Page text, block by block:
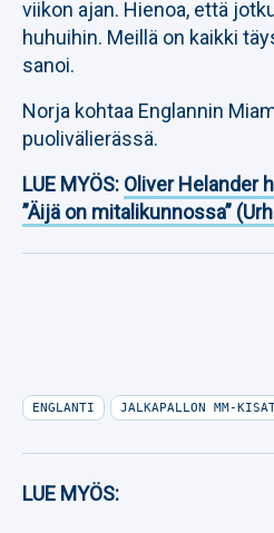
viikon ajan. Hienoa, että
huhuihin. Meillä on kaikki
sanoi.
Norja kohtaa Englannin
puolivälierässä.
LUE MYÖS: Oliver Helander
”Äijä on mitalikunnossa”
ENGLANTI JALKAPALLON MM-
LUE MYÖS: